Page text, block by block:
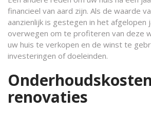
financieel van aard zijn. Als de waarde
aanzienlijk is gestegen in het afgelopen
overwegen om te profiteren van deze
uw huis te verkopen en de winst te
investeringen of doeleinden.
renovaties